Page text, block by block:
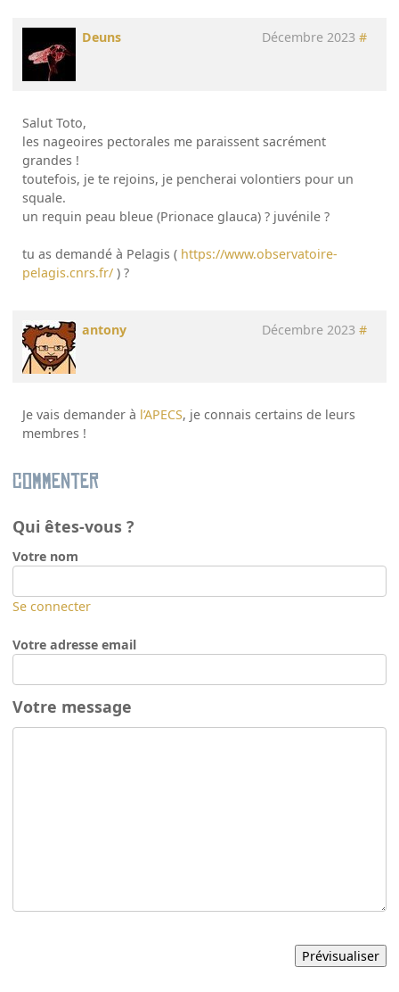
Deuns Décembre 2023 #
Salut Toto,
les nageoires pectorales me paraissent sacrément
grandes !
toutefois, je te rejoins, je pencherai volontiers pour un
squale.
un requin peau bleue (Prionace glauca) ? juvénile ?
tu as demandé à Pelagis ( https://www.observatoire-
pelagis.cnrs.fr/) ?
antony Décembre 2023 #
Je vais demander à l’APECS, je connais certains de leurs
membres !
Commenter
Qui êtes-vous ?
Votre nom
Se connecter
Votre adresse email
Votre message